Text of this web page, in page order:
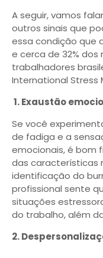
A seguir, vamos
outros sinais que
essa condição que
e cerca de 32% dos
trabalhadores
International Stress
1. Exaustão
Se você
de fadiga e a
emocionais, é bom
das características
identificação do
profissional sente
situações
do trabalho, além
2.